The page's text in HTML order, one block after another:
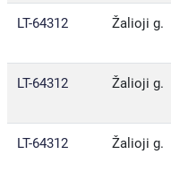
LT-64312 Žalioji g.
LT-64312 Žalioji g.
LT-64312 Žalioji g.